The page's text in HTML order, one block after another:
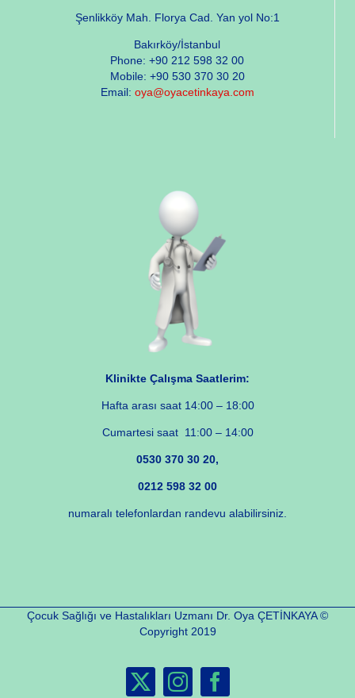
Şenlikköy Mah. Florya Cad. Yan yol No:1
Bakırköy/İstanbul
Phone: +90 212 598 32 00
Mobile: +90 530 370 30 20
Email: oya@oyacetinkaya.com
Klinikte Çalışma Saatlerim:
Hafta arası saat 14:00 – 18:00
Cumartesi saat 11:00 – 14:00
0530 370 30 20,
0212 598 32 00
numaralı telefonlardan randevu alabilirsiniz.
Çocuk Sağlığı ve Hastalıkları Uzmanı Dr. Oya ÇETİNKAYA ©
Copyright 2019
X InstagramFacebook